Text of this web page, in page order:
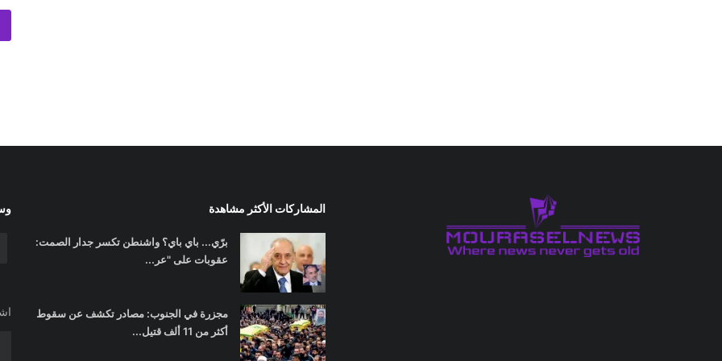
المشاركات الأكثر مشاهدة
برّي... باي باي؟ واشنطن تكسر جدار الصمت:
عقوبات على "عر...
مجزرة في الجنوب: مصادر تكشف عن سقوط
أكثر من 11 ألف قتيل...